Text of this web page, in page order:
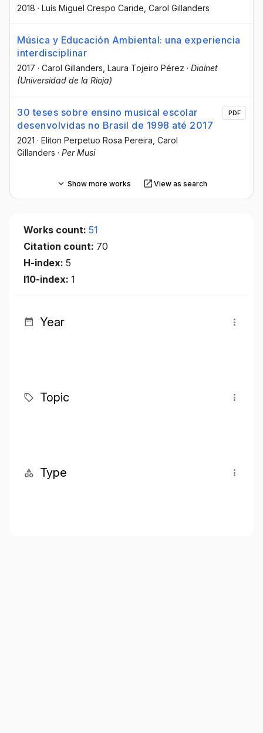
2018 · Luís Miguel Crespo Caride, Carol Gillanders
Música y Educación Ambiental: una experiencia
interdisciplinar
2017 · Carol Gillanders, Laura Tojeiro Pérez · Dialnet
(Universidad de la Rioja)
30 teses sobre ensino musical escolar
desenvolvidas no Brasil de 1998 até 2017
2021 · Eliton Perpetuo Rosa Pereira, Carol
Gillanders · Per Musi
PDF
Show more works View as search
Works count: 51
Citation count: 70
H-index: 5
I10-index: 1
Year
Topic
Type